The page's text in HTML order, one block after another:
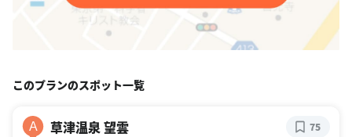
このプランのスポット一覧
A 草津温泉 望雲 75